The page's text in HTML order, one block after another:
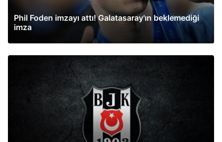
Phil Foden imzayı attı! Galatasaray'ın beklemediği
imza